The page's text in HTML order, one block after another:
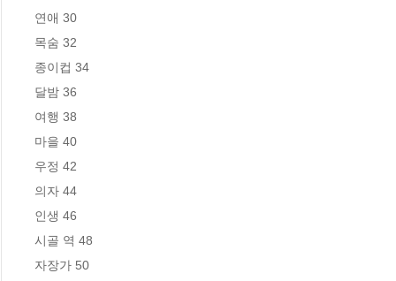
연애 30
목숨 32
종이컵 34
달밤 36
여행 38
마을 40
우정 42
의자 44
인생 46
시골 역 48
자장가 50